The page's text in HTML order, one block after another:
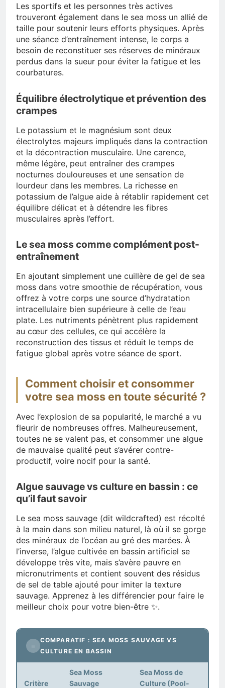
Les sportifs et les personnes très actives
trouveront également dans le sea moss un allié de
taille pour soutenir leurs efforts physiques. Après
une séance d’entraînement intense, le corps a
besoin de reconstituer ses réserves de minéraux
perdus dans la sueur pour éviter la fatigue et les
courbatures.
Équilibre électrolytique et prévention des
crampes
Le potassium et le magnésium sont deux
électrolytes majeurs impliqués dans la contraction
et la décontraction musculaire. Une carence,
même légère, peut entraîner des crampes
nocturnes douloureuses et une sensation de
lourdeur dans les membres. La richesse en
potassium de l’algue aide à rétablir rapidement cet
équilibre délicat et à détendre les fibres
musculaires après l’effort.
Le sea moss comme complément post-
entraînement
En ajoutant simplement une cuillère de gel de sea
moss dans votre smoothie de récupération, vous
offrez à votre corps une source d’hydratation
intracellulaire bien supérieure à celle de l’eau
plate. Les nutriments pénètrent plus rapidement
au cœur des cellules, ce qui accélère la
reconstruction des tissus et réduit le temps de
fatigue global après votre séance de sport.
Comment choisir et consommer
votre sea moss en toute sécurité ?
Avec l’explosion de sa popularité, le marché a vu
fleurir de nombreuses offres. Malheureusement,
toutes ne se valent pas, et consommer une algue
de mauvaise qualité peut s’avérer contre-
productif, voire nocif pour la santé.
Algue sauvage vs culture en bassin : ce
qu’il faut savoir
Le sea moss sauvage (dit wildcrafted) est récolté
à la main dans son milieu naturel, là où il se gorge
des minéraux de l’océan au gré des marées. À
l’inverse, l’algue cultivée en bassin artificiel se
développe très vite, mais s’avère pauvre en
micronutriments et contient souvent des résidus
de sel de table ajouté pour imiter la texture
sauvage. Apprenez à les différencier pour faire le
meilleur choix pour votre bien-être ✨.
≡
COMPARATIF : SEA MOSS SAUVAGE VS
CULTURE EN BASSIN
Critère
Sea Moss
Sauvage
Sea Moss de
Culture (Pool-